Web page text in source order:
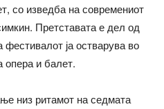
со изведба на современиот
Претставата е дел од
фестивалот ја остварува во
опера и балет.
низ ритамот на седмата